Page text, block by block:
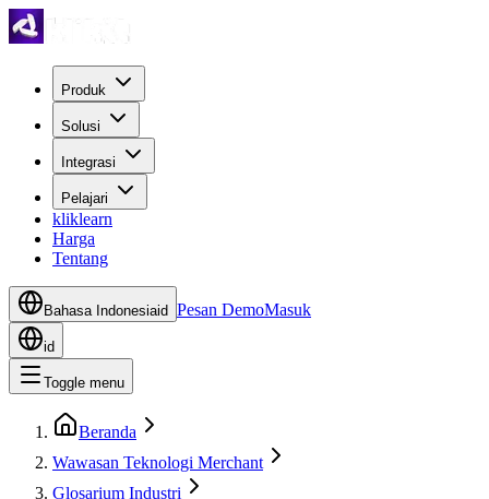
Produk
Solusi
Integrasi
Pelajari
kliklearn
Harga
Tentang
Bahasa Indonesiaid Pesan DemoMasuk
id
Toggle menu
Beranda
Wawasan Teknologi Merchant
Glosarium Industri